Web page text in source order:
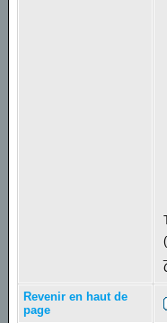
Revenir en haut de
page